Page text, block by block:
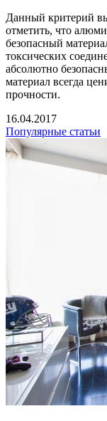
Данный критерий
отметить, что
безопасный
токсических
абсолютно
материал всегда
прочности.
16.04.2017
Популярные статьи